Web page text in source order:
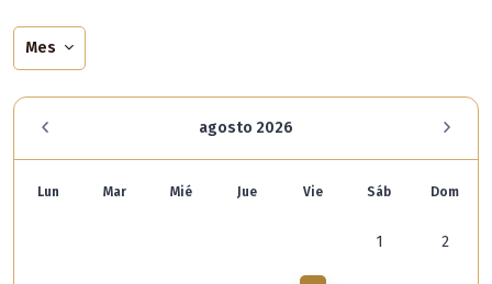
Mes
agosto 2026
Lunes
Lun Martes
Mar Miércoles
Mié Jueves
Jue Viernes
Vie Sábado
Sáb Dom
Sin eventos,
1 Sin
2